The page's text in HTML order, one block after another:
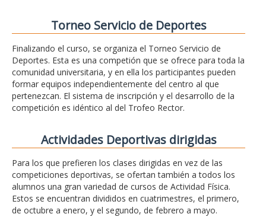
Torneo Servicio de Deportes
Finalizando el curso, se organiza el Torneo Servicio de
Deportes. Esta es una competión que se ofrece para toda la
comunidad universitaria, y en ella los participantes pueden
formar equipos independientemente del centro al que
pertenezcan. El sistema de inscripción y el desarrollo de la
competición es idéntico al del Trofeo Rector.
Actividades Deportivas dirigidas
Para los que prefieren los clases dirigidas en vez de las
competiciones deportivas, se ofertan también a todos los
alumnos una gran variedad de cursos de Actividad Física.
Estos se encuentran divididos en cuatrimestres, el primero,
de octubre a enero, y el segundo, de febrero a mayo.